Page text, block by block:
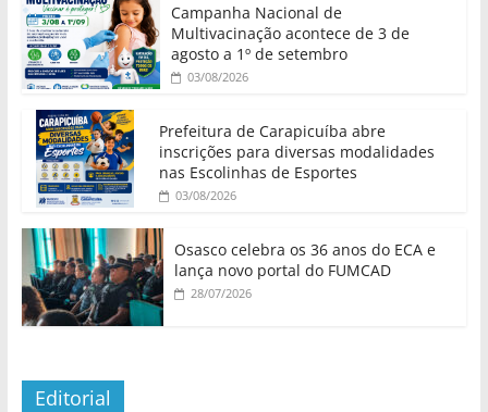
Campanha Nacional de
Multivacinação acontece de 3 de
agosto a 1º de setembro
03/08/2026
Prefeitura de Carapicuíba abre
inscrições para diversas modalidades
nas Escolinhas de Esportes
03/08/2026
Osasco celebra os 36 anos do ECA e
lança novo portal do FUMCAD
28/07/2026
Editorial